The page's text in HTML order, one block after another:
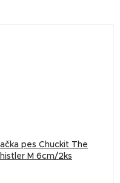
pes Chuckit The
M 6cm/2ks